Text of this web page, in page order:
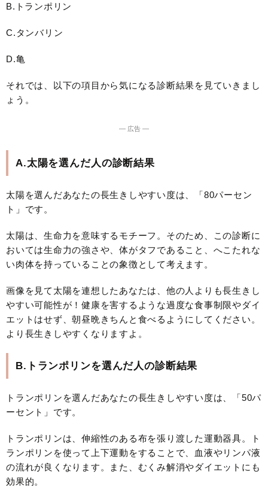
B.トランポリン
C.タンバリン
D.亀
それでは、以下の項目から気になる診断結果を見ていきまし
ょう。
― 広告 ―
A.太陽を選んだ人の診断結果
太陽を選んだあなたの長生きしやすい度は、「80パーセン
ト」です。
太陽は、生命力を意味するモチーフ。そのため、この診断に
おいては生命力の強さや、体がタフであること、へこたれな
い肉体を持っていることの象徴として考えます。
画像を見て太陽を連想したあなたは、他の人よりも長生きし
やすい可能性が！健康を害するような過度な食事制限やダイ
エットはせず、朝昼晩きちんと食べるようにしてください。
より長生きしやすくなりますよ。
B.トランポリンを選んだ人の診断結果
トランポリンを選んだあなたの長生きしやすい度は、「50パ
ーセント」です。
トランポリンは、伸縮性のある布を張り渡した運動器具。ト
ランポリンを使って上下運動をすることで、血液やリンパ液
の流れが良くなります。また、むくみ解消やダイエットにも
効果的。